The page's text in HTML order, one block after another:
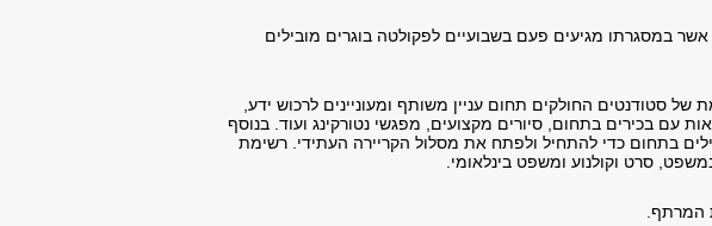
במסגרתו מגיעים פעם בשבועיים לפקולטה בוגרים מובילים
סטודנטים החולקים תחום עניין משותף ומעוניינים לרכוש ידע,
עם בכירים בתחום, סיורים מקצועים, מפגשי נטורקינג ועוד. בנוסף
בתחום כדי להתחיל ולפתח את מסלול הקריירה העתידי. רשימת
סרט וקולנוע ומשפט בינלאומי.